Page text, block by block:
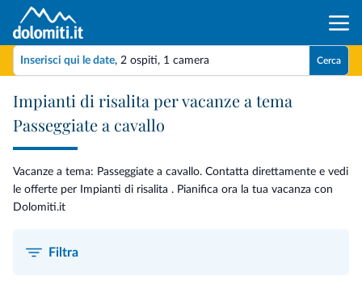
Inserisci qui le date, 2 ospiti, 1 camera Cerca
Impianti di risalita per vacanze a tema
Passeggiate a cavallo
Vacanze a tema: Passeggiate a cavallo. Contatta direttamente e vedi
le offerte per Impianti di risalita . Pianifica ora la tua vacanza con
Dolomiti.it
Filtra